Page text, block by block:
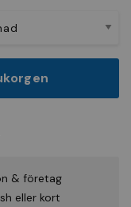
& företag
eller kort